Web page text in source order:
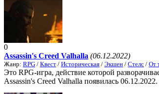
0
Assassin's Creed Valhalla (06.12.2022)
Жанр: RPG / Квест / Историческая / Экшен / Стелс / От
Это RPG-игра, действие которой
Assassin's Creed Valhalla появилась 06.12.2022.